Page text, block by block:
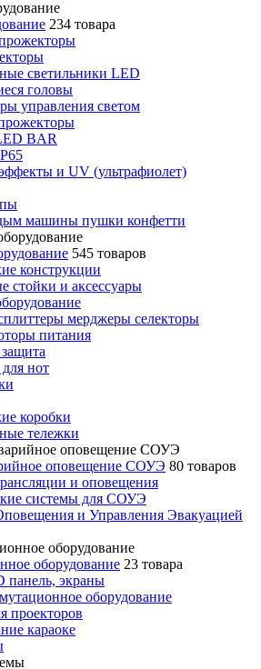
234 товара
светильники LED
головы
управления светом
BAR
и UV (ультрафиолет)
машины пушки конфетти
545 товаров
конструкции
стойки и аксесcуары
мерджеры селекторы
питания
нот
коробки
тележки
оповещение СОУЭ 80 товаров
и оповещения
системы для СОУЭ
и Управления Эвакуацией
оборудование 23 товара
панель, экраны
оборудование
проекторов
караоке